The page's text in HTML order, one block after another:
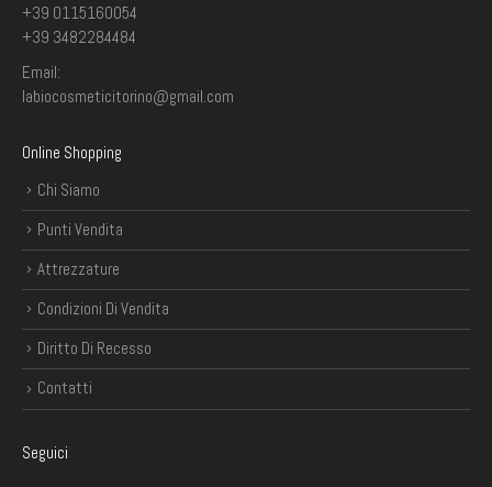
9,15€
+39 0115160054
+39 3482284484
Email:
labiocosmeticitorino@gmail.com
Online Shopping
Chi Siamo
Punti Vendita
Attrezzature
Condizioni Di Vendita
Diritto Di Recesso
Contatti
Seguici